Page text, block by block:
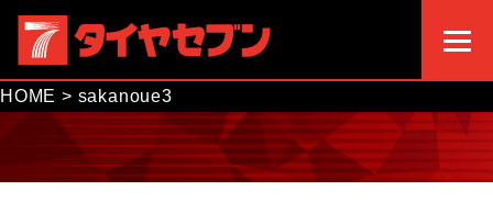
HOME > sakanoue3